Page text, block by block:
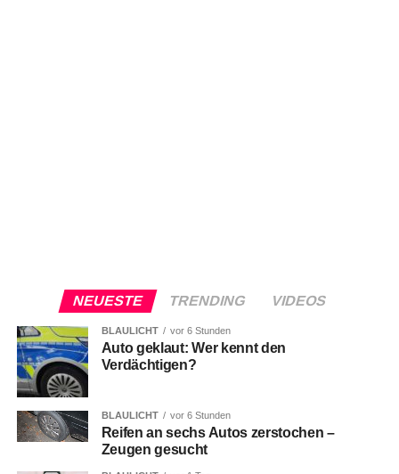
NEUESTE TRENDING VIDEOS
BLAULICHT vor 6 Stunden
Auto geklaut: Wer kennt den
Verdächtigen?
BLAULICHT vor 6 Stunden
Reifen an sechs Autos zerstochen –
Zeugen gesucht